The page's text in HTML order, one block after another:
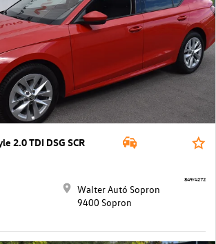
2.0 TDI DSG SCR
Walter Autó Sopron
9400 Sopron
849/4272